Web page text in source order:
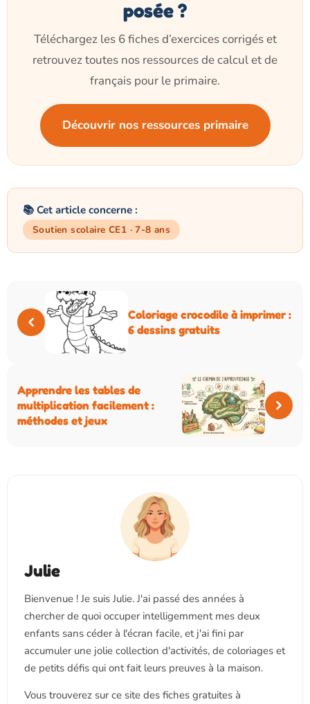
posée ?
Téléchargez les 6 fiches d’exercices corrigés et
retrouvez toutes nos ressources de calcul et de
français pour le primaire.
Découvrir nos ressources primaire
📚 Cet article concerne :
Soutien scolaire CE1 · 7-8 ans
Coloriage crocodile à imprimer :
6 dessins gratuits
Apprendre les tables de
multiplication facilement :
méthodes et jeux
Julie
Bienvenue ! Je suis Julie. J'ai passé des années à
chercher de quoi occuper intelligemment mes deux
enfants sans céder à l'écran facile, et j'ai fini par
accumuler une jolie collection d'activités, de coloriages et
de petits défis qui ont fait leurs preuves à la maison.
Vous trouverez sur ce site des fiches gratuites à